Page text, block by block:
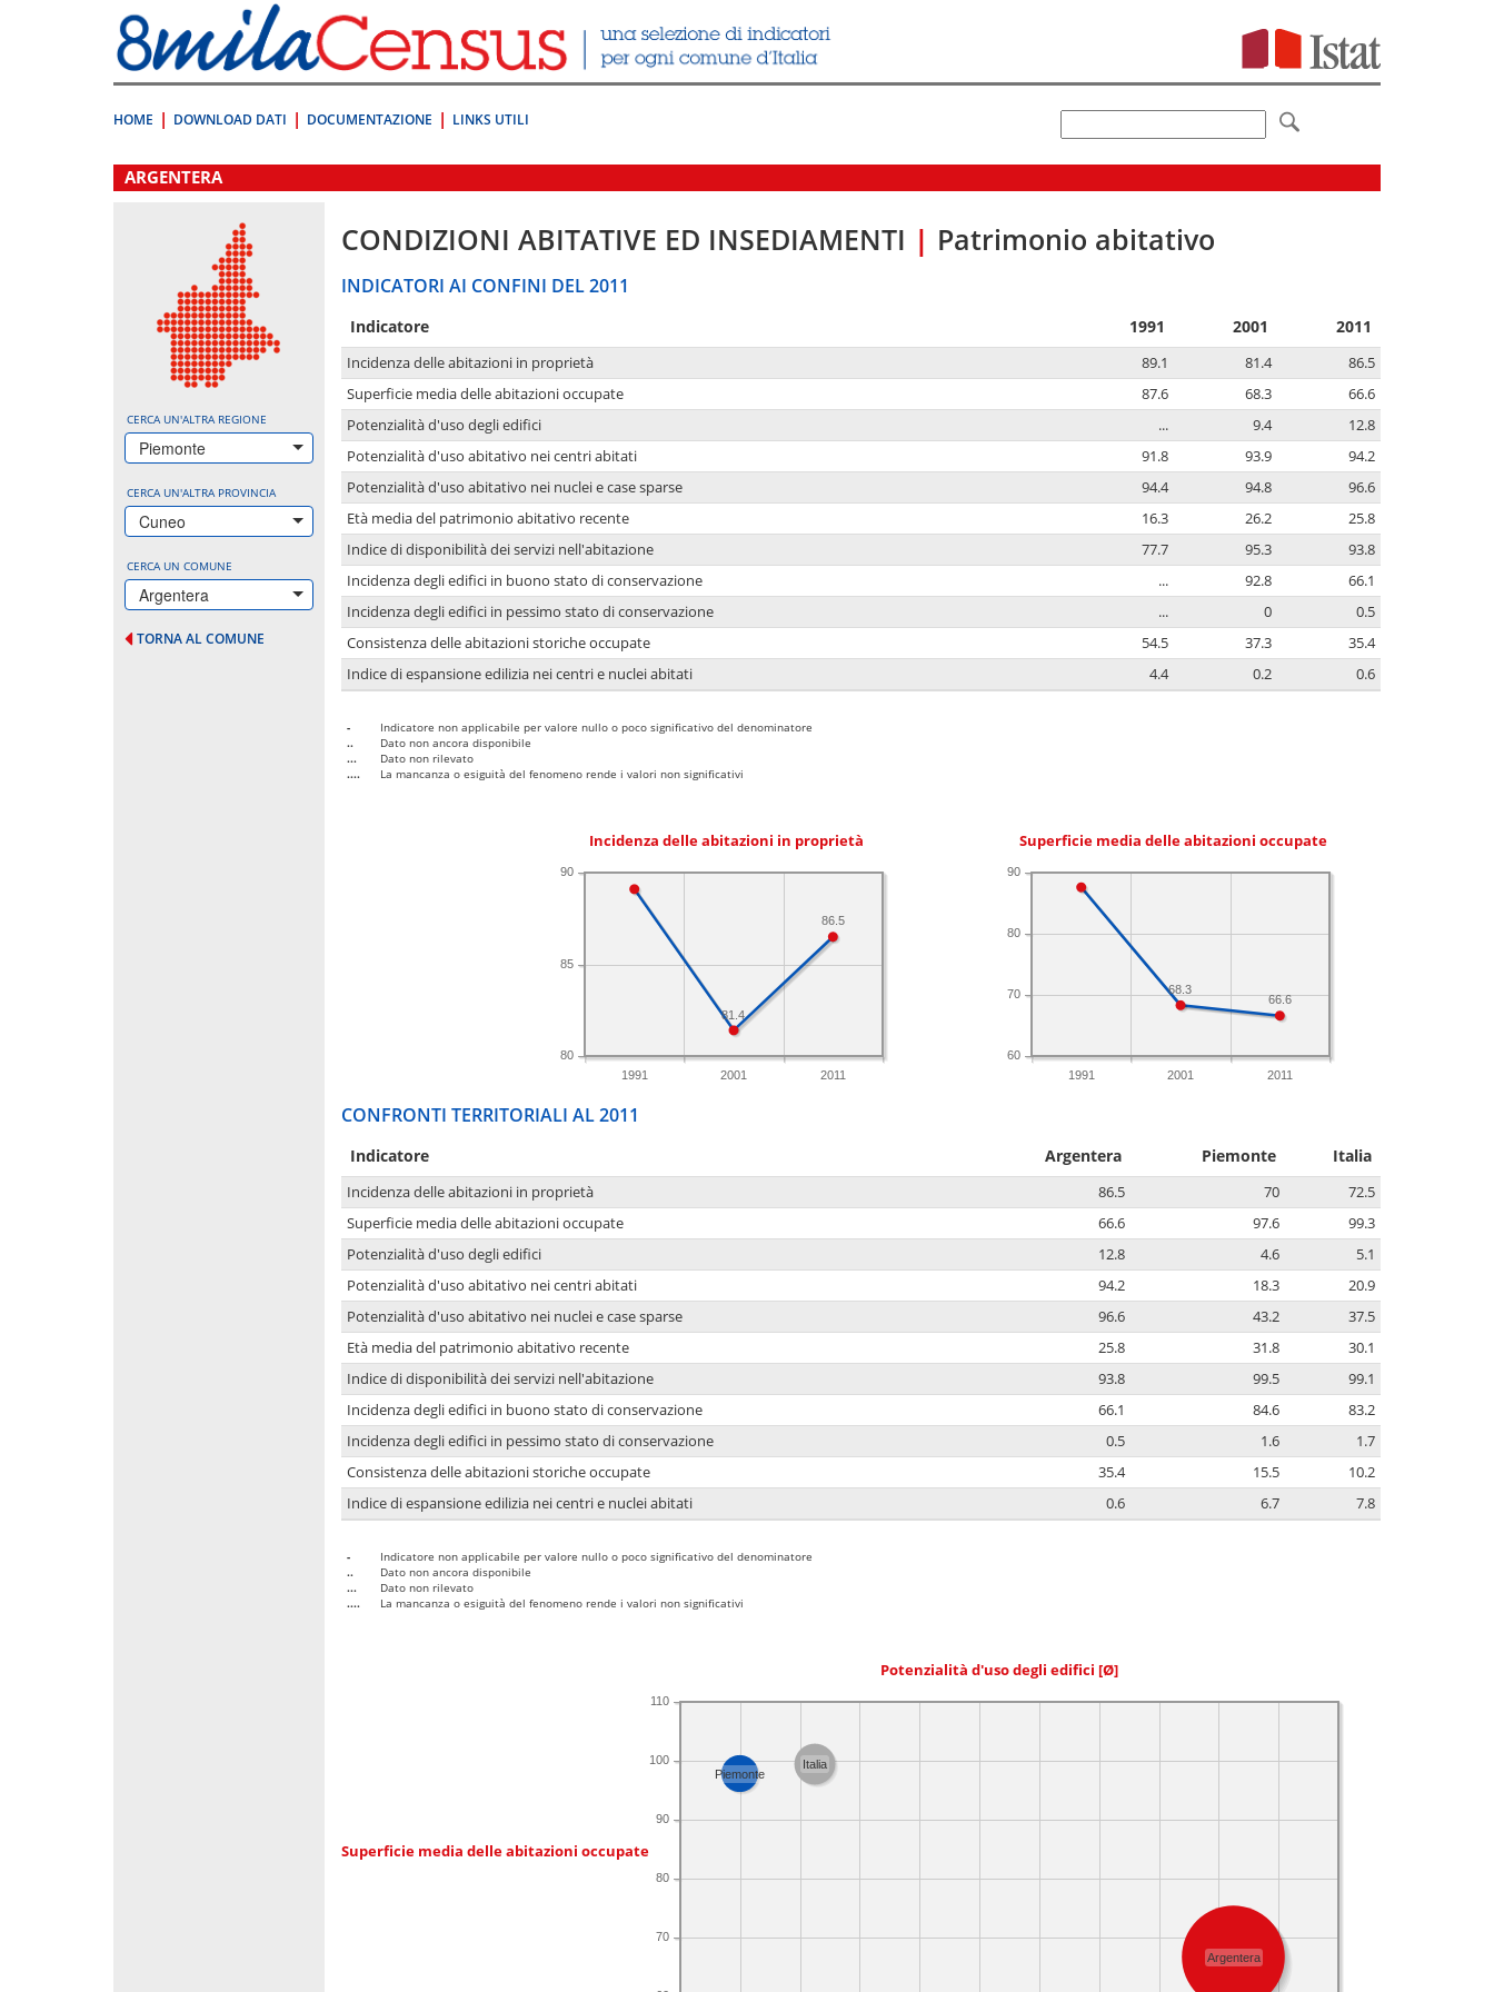
direttamente
a:
Contenuto
HOME DOWNLOAD DATI DOCUMENTAZIONE LINKS UTILI
.
ARGENTERA
CERCA UN'ALTRA REGIONE
Piemonte
CERCA UN'ALTRA PROVINCIA
Cuneo
CERCA UN COMUNE
Argentera
TORNA AL COMUNE
CONDIZIONI ABITATIVE ED INSEDIAMENTI | Patrimonio abitativo
INDICATORI AI CONFINI DEL 2011
Indicatore 1991 2001 2011
Incidenza delle abitazioni in proprietà 89.1 81.4
86.5
Superficie media delle abitazioni occupate
87.6 68.3
66.6
Potenzialità d'uso degli edifici
... 9.4
12.8
Potenzialità d'uso abitativo nei centri abitati
91.8 93.9
94.2
Potenzialità d'uso abitativo nei nuclei e case sparse
94.4 94.8
96.6
Età media del patrimonio abitativo recente
16.3 26.2
25.8
Indice di disponibilità dei servizi nell'abitazione
77.7 95.3
93.8
Incidenza degli edifici in buono stato di conservazione
... 92.8
66.1
Incidenza degli edifici in pessimo stato di conservazione
... 0
0.5
Consistenza delle abitazioni storiche occupate
54.5 37.3
35.4
Indice di espansione edilizia nei centri e nuclei abitati
4.4 0.2 0.6
-
Indicatore non applicabile per valore nullo o poco significativo del denominatore
..
Dato non ancora disponibile
...
Dato non rilevato
....
La mancanza o esiguità del fenomeno rende i valori non significativi
Incidenza delle abitazioni in proprietà
1991 2001 2011
80
85
90
86.5
81.4
Superficie media delle abitazioni occupate
1991 2001 2011
60
70
80
90
66.6
68.3
CONFRONTI TERRITORIALI AL 2011
Indicatore Argentera Piemonte Italia
Incidenza delle abitazioni in proprietà 86.5 70
72.5
Superficie media delle abitazioni occupate
66.6 97.6
99.3
Potenzialità d'uso degli edifici
12.8 4.6
5.1
Potenzialità d'uso abitativo nei centri abitati
94.2 18.3
20.9
Potenzialità d'uso abitativo nei nuclei e case sparse
96.6 43.2
37.5
Età media del patrimonio abitativo recente
25.8 31.8
30.1
Indice di disponibilità dei servizi nell'abitazione
93.8 99.5
99.1
Incidenza degli edifici in buono stato di conservazione
66.1 84.6
83.2
Incidenza degli edifici in pessimo stato di conservazione
0.5 1.6
1.7
Consistenza delle abitazioni storiche occupate
35.4 15.5
10.2
Indice di espansione edilizia nei centri e nuclei abitati
0.6 6.7 7.8
-
Indicatore non applicabile per valore nullo o poco significativo del denominatore
..
Dato non ancora disponibile
...
Dato non rilevato
....
La mancanza o esiguità del fenomeno rende i valori non significativi
Potenzialità d'uso degli edifici [Ø]
Superficie media delle abitazioni occupate
70
80
90
100
110
Argentera
Italia
Piemonte